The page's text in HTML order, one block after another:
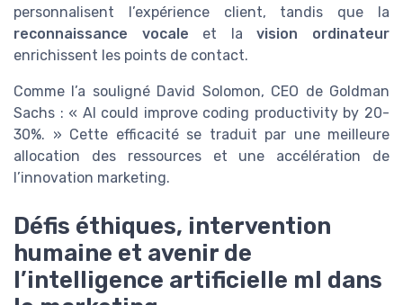
personnalisent l’expérience client, tandis que la
reconnaissance vocale et lavision ordinateur
enrichissent les points de contact.
Comme l’a souligné David Solomon, CEO de Goldman
Sachs : « AI could improve coding productivity by 20-
30%. » Cette efficacité se traduit par une meilleure
allocation des ressources et une accélération de
l’innovation marketing.
Défis éthiques, intervention
humaine et avenir de
l’intelligence artificielle ml dans